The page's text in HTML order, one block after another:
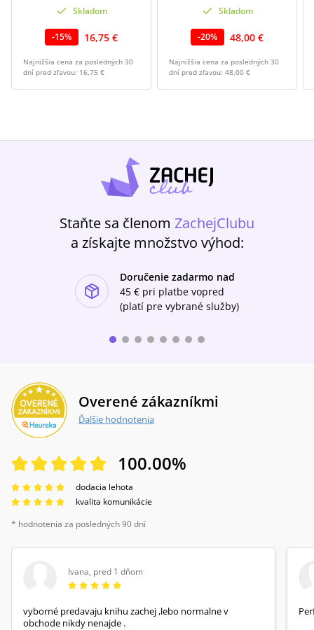
Skladom
-15% 16,75 €
Najnižšia cena za posledných 30
dní pred zľavou: 16,75 €
Skladom
-20% 48,00 €
Najnižšia cena za posledných 30
dní pred zľavou: 48,00 €
Staňte sa členom ZachejClubu
a získajte množstvo výhod:
Doručenie zadarmo nad
45 € pri platbe vopred
(platí pre vybrané služby)
Overené zákazníkmi
Ďalšie hodnotenia
100.00%
dodacia lehota
kvalita komunikácie
* hodnotenia za posledných 90 dní
Ivana, pred 1 dňom
vyborné predavaju knihu zachej ,lebo normalne v
obchode nikdy nenajde .